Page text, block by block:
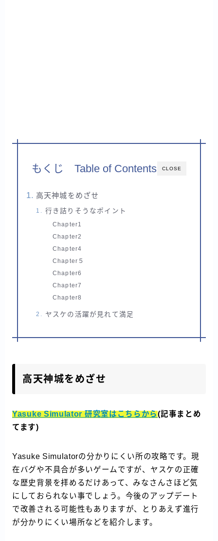
CLOSE
もくじ Table of Contents
高天神城をめざせ
行き詰りそうなポイント
Chapter1
Chapter2
Chapter4
Chapter５
Chapter6
Chapter7
Chapter8
ヤスケの活躍が見れて満足
高天神城をめざせ
Yasuke Simulator 研究室はこちらから(記事まとめ
てます)
Yasuke Simulatorの分かりにくい所の攻略です。現
在バグや不具合が多いゲームですが、ヤスケの正確
な歴史背景を拝めるだけあって、みなさんさほど気
にしておられない事でしょう。今後のアップデート
で改善される可能性もありますが、とりあえず進行
が分かりにくい場所などを紹介します。